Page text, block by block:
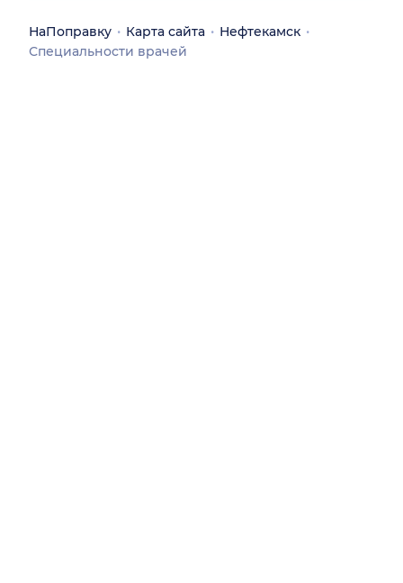
НаПоправку Карта сайта
Нефтекамск
Специальности врачей